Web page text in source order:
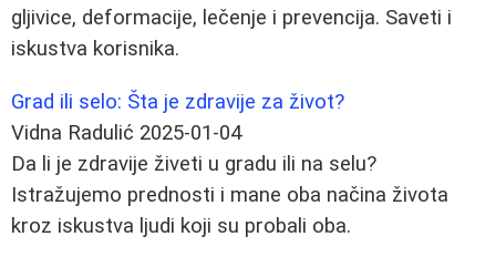
gljivice, deformacije, lečenje i prevencija. Saveti i
iskustva korisnika.
Grad ili selo: Šta je zdravije za život?
Vidna Radulić 2025-01-04
Da li je zdravije živeti u gradu ili na selu?
Istražujemo prednosti i mane oba načina života
kroz iskustva ljudi koji su probali oba.